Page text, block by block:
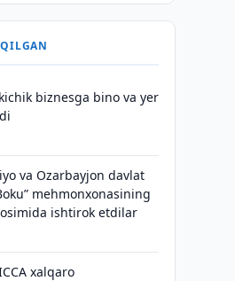
biznesga bino va yer
va Ozarbayjon davlat
mehmonxonasining
ishtirok etdilar
xalqaro